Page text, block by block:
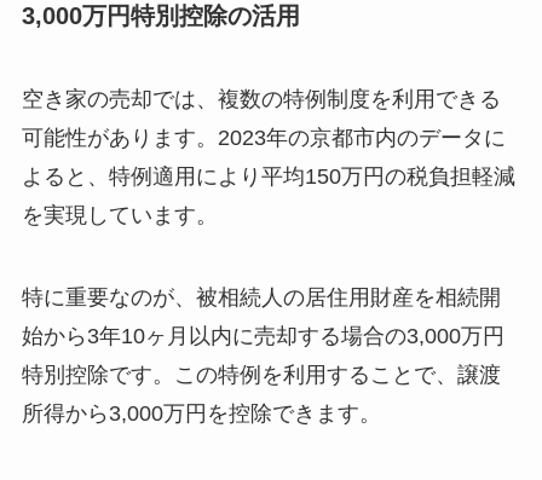
3,000万円特別控除の活用
空き家の売却では、複数の特例制度を利用できる
可能性があります。2023年の京都市内のデータに
よると、特例適用により平均150万円の税負担軽減
を実現しています。
特に重要なのが、被相続人の居住用財産を相続開
始から3年10ヶ月以内に売却する場合の3,000万円
特別控除です。この特例を利用することで、譲渡
所得から3,000万円を控除できます。